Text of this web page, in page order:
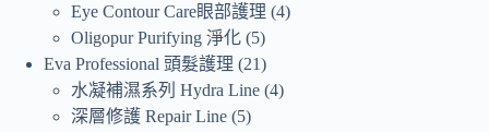
Eye Contour Care眼部護理 4
Oligopur Purifying 淨化 5
Eva Professional 頭髮護理 21
水凝補濕系列 Hydra Line 4
深層修護 Repair Line 5